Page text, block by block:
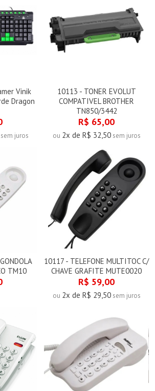
Vinik
Dragon
juros
10113 - TONER EVOLUT
COMPATIVEL BROTHER
TN850/3442
R$ 65,00
ou 2x de R$ 32,50sem juros
TM10
10117 - TELEFONE MULTITOC C/
CHAVE GRAFITE MUTE0020
R$ 59,00
ou 2x de R$ 29,50sem juros